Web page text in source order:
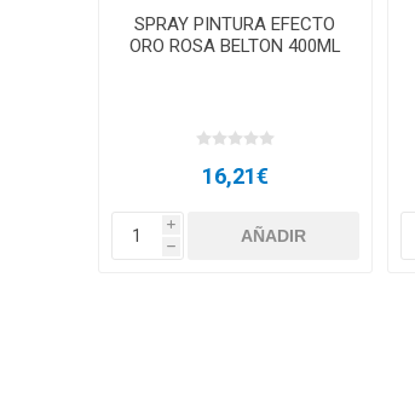
SPRAY PINTURA EFECTO
ORO ROSA BELTON 400ML
16,21€
i
h